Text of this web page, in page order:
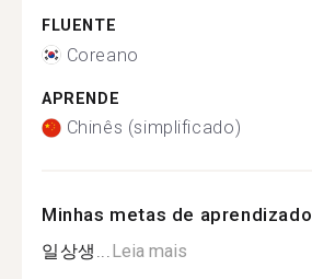
FLUENTE
Coreano
APRENDE
Chinês (simplificado)
Minhas metas de aprendizado
일상생...Leia mais